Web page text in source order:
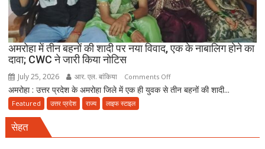
गिरफ्तार
अमरोहा में तीन बहनों की शादी पर नया विवाद, एक के नाबालिग होने का
दावा; CWC ने जारी किया नोटिस
July 25, 2026 आर. एल. बांकिया Comments Offon
अमरोहा
अमरोहा : उत्तर प्रदेश के अमरोहा जिले में एक ही युवक से तीन बहनों की शादी...
Featured उत्तर प्रदेश राज्य लाइफ स्टाइल
सेहत